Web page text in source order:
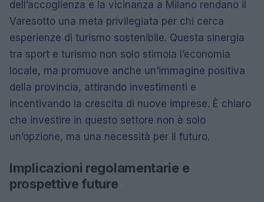
dell’accoglienza e la vicinanza a Milano rendano il
Varesotto una meta privilegiata per chi cerca
esperienze di turismo sostenibile. Questa sinergia
tra sport e turismo non solo stimola l’economia
locale, ma promuove anche un’immagine positiva
della provincia, attirando investimenti e
incentivando la crescita di nuove imprese. È chiaro
che investire in questo settore non è solo
un’opzione, ma una necessità per il futuro.
Implicazioni regolamentarie e
prospettive future